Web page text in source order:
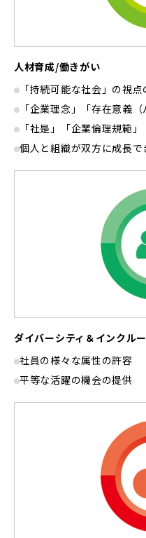
人材育成/働きがい
「持続可能な社会」の視
「企業理念」「存在意義
「社是」「企業倫理規範
個人と組織が双方に成長で
ダイバーシティ＆インクル
社員の様々な属性の許容
平等な活躍の機会の提供